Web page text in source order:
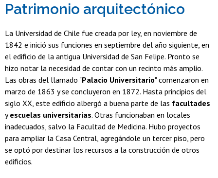
Académicas/os
Funcionarias/os
Egresadas/os
Patrimonio arquitectónico
La Universidad de Chile fue creada por ley, en noviembre de
1842 e inició sus funciones en septiembre del año siguiente, en
el edificio de la antigua Universidad de San Felipe. Pronto se
hizo notar la necesidad de contar con un recinto más amplio.
Las obras del llamado "Palacio Universitario" comenzaron en
marzo de 1863 y se concluyeron en 1872. Hasta principios del
siglo XX, este edificio albergó a buena parte de las facultades
yescuelas universitarias. Otras funcionaban en locales
inadecuados, salvo la Facultad de Medicina. Hubo proyectos
para ampliar la Casa Central, agregándole un tercer piso, pero
se optó por destinar los recursos a la construcción de otros
edificios.